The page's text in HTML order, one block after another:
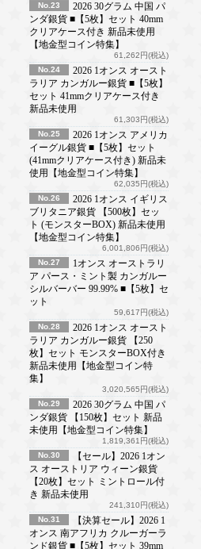
No.23
2026 30グラム 中国 パ
ンダ銀貨 ■【5枚】セット 40mm
クリアケース付き 新品未使用
【地金型コイン特集】
61,262円(税込)
No.24
2026 1オンス オースト
ラリア カンガルー銀貨 ■【5枚】
セット 41mmクリアケース付き
新品未使用
61,303円(税込)
No.25
2026 1オンス アメリカ
イーグル銀貨 ■【5枚】セット
(41mmクリアケース付き) 新品未
使用【地金型コイン特集】
62,035円(税込)
No.26
2026 1オンス イギリス
ブリタニア銀貨 【500枚】セッ
ト (モンスターBOX) 新品未使用
【地金型コイン特集】
6,001,806円(税込)
No.27
1オンス オーストラリ
ア パース・ミント製 カンガルー
シルバーバー 99.99% ■【5枚】セ
ット
59,617円(税込)
No.28
2026 1オンス オースト
ラリア カンガルー銀貨 【250
枚】セット モンスターBOX付き
新品未使用【地金型コイン特
集】
3,020,565円(税込)
No.29
2026 30グラム 中国 パ
ンダ銀貨 【150枚】セット 新品
未使用【地金型コイン特集】
1,819,361円(税込)
No.30
【セール】2026 1オン
ス オーストリア ウィーン銀貨
【20枚】セット ミントロール付
き 新品未使用
241,310円(税込)
No.31
【決算セール】2026 1
オンス 南アフリカ クルーガーラ
ンド銀貨 ■【5枚】セット 39mm